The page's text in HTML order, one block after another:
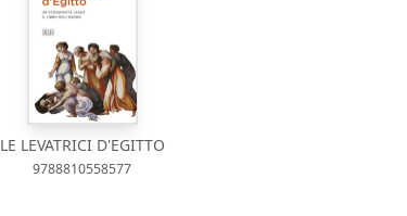
LE LEVATRICI D'EGITTO
9788810558577